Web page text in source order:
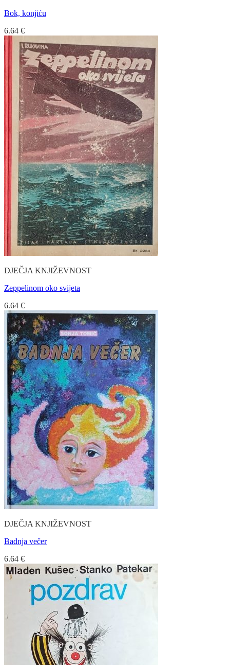
Bok, konjiću
6.64 €
DJEČJA KNJIŽEVNOST
Zeppelinom oko svijeta
6.64 €
DJEČJA KNJIŽEVNOST
Badnja večer
6.64 €